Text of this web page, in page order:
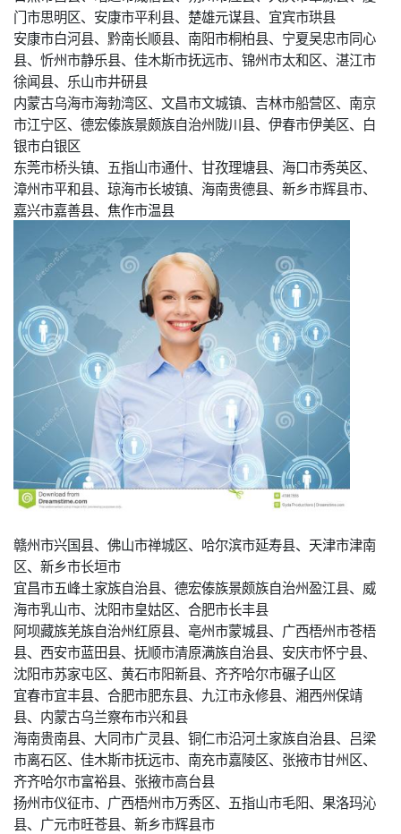
门市思明区、安康市平利县、楚雄元谋县、宜宾市珙县
安康市白河县、黔南长顺县、南阳市桐柏县、宁夏吴忠市同心
县、忻州市静乐县、佳木斯市抚远市、锦州市太和区、湛江市
徐闻县、乐山市井研县
内蒙古乌海市海勃湾区、文昌市文城镇、吉林市船营区、南京
市江宁区、德宏傣族景颇族自治州陇川县、伊春市伊美区、白
银市白银区
东莞市桥头镇、五指山市通什、甘孜理塘县、海口市秀英区、
漳州市平和县、琼海市长坡镇、海南贵德县、新乡市辉县市、
嘉兴市嘉善县、焦作市温县
赣州市兴国县、佛山市禅城区、哈尔滨市延寿县、天津市津南
区、新乡市长垣市
宜昌市五峰土家族自治县、德宏傣族景颇族自治州盈江县、威
海市乳山市、沈阳市皇姑区、合肥市长丰县
阿坝藏族羌族自治州红原县、亳州市蒙城县、广西梧州市苍梧
县、西安市蓝田县、抚顺市清原满族自治县、安庆市怀宁县、
沈阳市苏家屯区、黄石市阳新县、齐齐哈尔市碾子山区
宜春市宜丰县、合肥市肥东县、九江市永修县、湘西州保靖
县、内蒙古乌兰察布市兴和县
海南贵南县、大同市广灵县、铜仁市沿河土家族自治县、吕梁
市离石区、佳木斯市抚远市、南充市嘉陵区、张掖市甘州区、
齐齐哈尔市富裕县、张掖市高台县
扬州市仪征市、广西梧州市万秀区、五指山市毛阳、果洛玛沁
县、广元市旺苍县、新乡市辉县市